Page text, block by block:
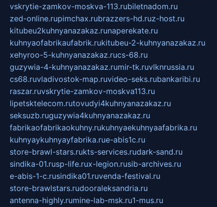
vskrytie-zamkov-moskva-113.rubiletnadom.ru
zed-online.rupimchax.rubrazzers-hd.ruz-host.ru
kitubeu2kuhnyanazakaz.runaperekate.ru
kuhnyaofabrikaufabrik.rukitubeu-2-kuhnyanazakaz.ru
xehyroo-5-kuhnyanazakaz.rucs-68.ru
guzywia-4-kuhnyanazakaz.rumir-tk.ruvlknrussia.ru
cs68.ruvladivostok-map.ruvideo-seks.rubankaribi.ru
raszar.ruvskrytie-zamkov-moskva113.ru
lipetsktelecom.rutovudyi4kuhnyanazakaz.ru
seksuzb.ruguzywia4kuhnyanazakaz.ru
fabrikaofabrikaokuhny.rukuhnyaekuhnyaafabrika.ru
kuhnyaykuhnyayfabrika.rue-abis1c.ru
store-brawl-stars.rukts-services.rudark-sand.ru
sindika-01.rusp-life.rux-legion.rusib-archives.ru
e-abis-1-c.rusindika01.ruvenda-festival.ru
store-brawlstars.rudooraleksandria.ru
antenna-highly.rumine-lab-msk.ru1-mus.ru